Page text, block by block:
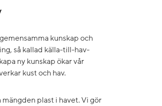
kunskap och
så kallad källa-till-hav-
ny kunskap ökar vår
kust och hav.
plast i havet. Vi gör